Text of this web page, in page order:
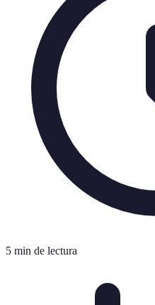
5 min de lectura